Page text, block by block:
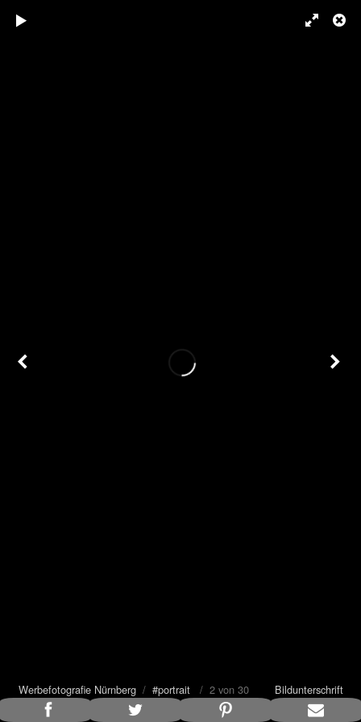
Werbefotografie Nürnberg/ #portrait/ 2 von 30 Bildunterschrift
anzeigen